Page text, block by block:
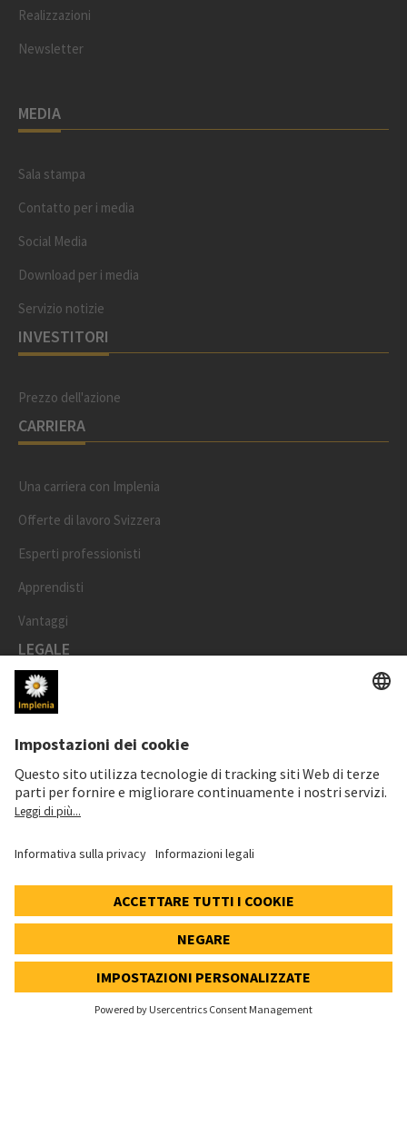
Realizzazioni
Newsletter
MEDIA
Sala stampa
Contatto per i media
Social Media
Download per i media
Servizio notizie
INVESTITORI
Prezzo dell'azione
CARRIERA
Una carriera con Implenia
Offerte di lavoro Svizzera
Esperti professionisti
Apprendisti
Vantaggi
LEGALE
Impronta
Protezione dei dati
Informativa cookie e social media
Impostazioni dei cookie
SWX: Implenia AG
62,30 CHF
0,00 CHF (0,00%)